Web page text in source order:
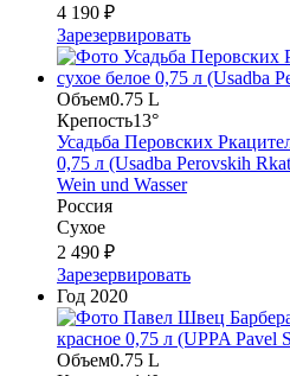
4 190 ₽
Зарезервировать
Объем0.75 L
Крепость13°
Усадьба Перовских
0,75 л (Usadba Perovskih
Wein und Wasser
Россия
Сухое
2 490 ₽
Зарезервировать
Год 2020
Объем0.75 L